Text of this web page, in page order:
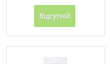
Відсутній